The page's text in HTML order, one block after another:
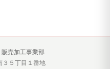
販売加工事業部
３５丁目１番地